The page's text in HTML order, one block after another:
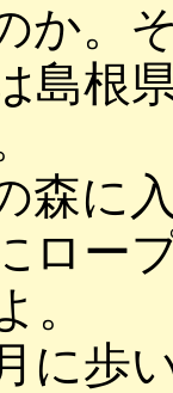
か。
島根
森に
ロー
。
に歩